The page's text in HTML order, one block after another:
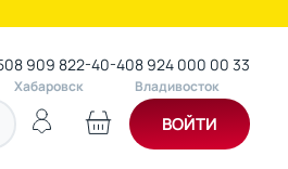
8 909 822-40-40
Хабаровск
8 924 000 00 33
Владивосток
ВОЙТИ